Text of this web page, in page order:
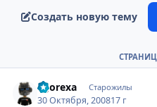
Создать новую тему
1gorexa Старожилы
30 Октября, 200817 г